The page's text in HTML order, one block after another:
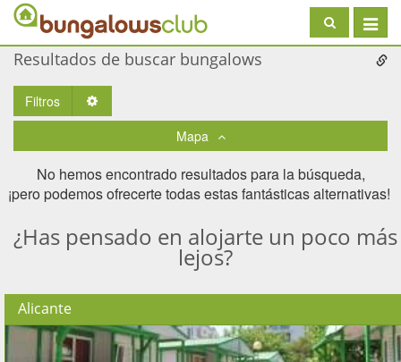
Toggle
Resultados de buscar bungalows
Filtros
Mapa
No hemos encontrado resultados para la búsqueda,
¡pero podemos ofrecerte todas estas fantásticas alternativas! ​
¿Has pensado en alojarte un poco más
lejos?
Alicante